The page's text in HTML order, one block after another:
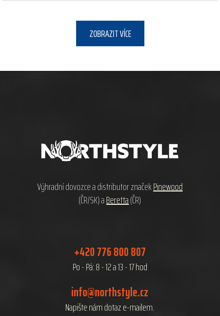
ZOBRAZIT VÍCE
Výhradní dovozce a distributor značekPinewood
(ČR/SK) aBeretta(ČR)
+420 776 800 807
Po - Pá: 8 - 12 a 13 - 17 hod
info@northstyle.cz
Napište nám dotaz e-mailem.